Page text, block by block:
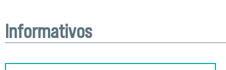
Informativos